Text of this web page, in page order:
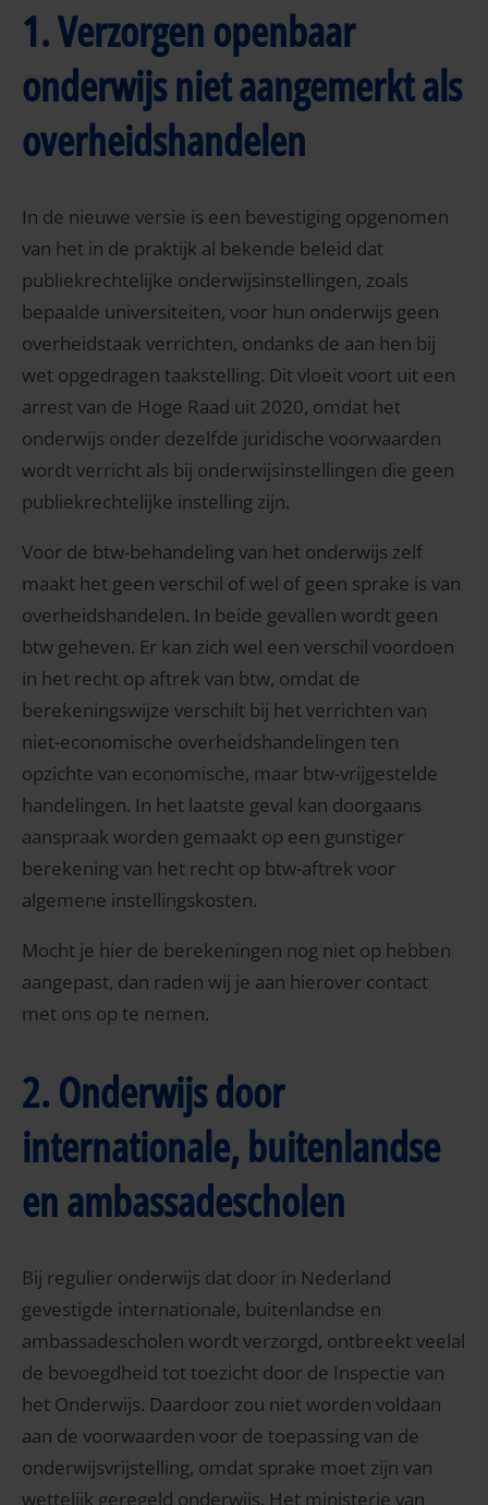
1. Verzorgen openbaar
onderwijs niet aangemerkt als
overheidshandelen
In de nieuwe versie is een bevestiging opgenomen
van het in de praktijk al bekende beleid dat
publiekrechtelijke onderwijsinstellingen, zoals
bepaalde universiteiten, voor hun onderwijs geen
overheidstaak verrichten, ondanks de aan hen bij
wet opgedragen taakstelling. Dit vloeit voort uit een
arrest van de Hoge Raad uit 2020, omdat het
onderwijs onder dezelfde juridische voorwaarden
wordt verricht als bij onderwijsinstellingen die geen
publiekrechtelijke instelling zijn.
Voor de btw-behandeling van het onderwijs zelf
maakt het geen verschil of wel of geen sprake is van
overheidshandelen. In beide gevallen wordt geen
btw geheven. Er kan zich wel een verschil voordoen
in het recht op aftrek van btw, omdat de
berekeningswijze verschilt bij het verrichten van
niet-economische overheidshandelingen ten
opzichte van economische, maar btw-vrijgestelde
handelingen. In het laatste geval kan doorgaans
aanspraak worden gemaakt op een gunstiger
berekening van het recht op btw-aftrek voor
algemene instellingskosten.
Mocht je hier de berekeningen nog niet op hebben
aangepast, dan raden wij je aan hierover contact
met ons op te nemen.
2. Onderwijs door
internationale, buitenlandse
en ambassadescholen
Bij regulier onderwijs dat door in Nederland
gevestigde internationale, buitenlandse en
ambassadescholen wordt verzorgd, ontbreekt veelal
de bevoegdheid tot toezicht door de Inspectie van
het Onderwijs. Daardoor zou niet worden voldaan
aan de voorwaarden voor de toepassing van de
onderwijsvrijstelling, omdat sprake moet zijn van
wettelijk geregeld onderwijs. Het ministerie van